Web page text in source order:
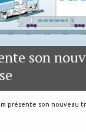
son
présente son nouveau